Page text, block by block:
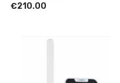
€210.00